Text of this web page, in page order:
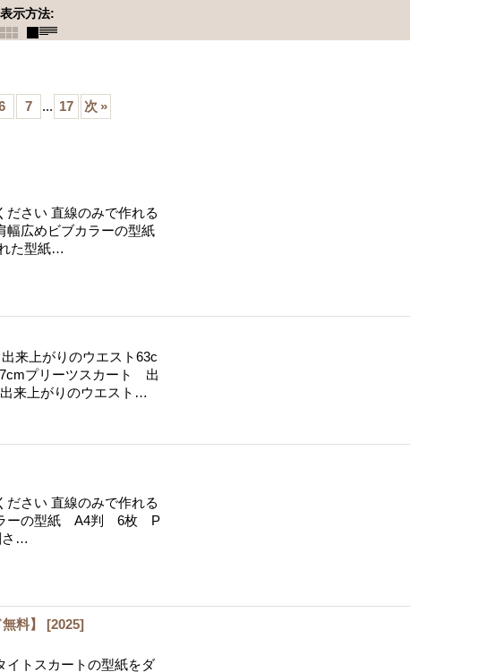
表示方法:
7 ... 17 次 »
ださい 直線のみで作れる
幅広めビブカラーの型紙
た型紙…
来上がりのウエスト63c
プリーツスカート 出
来上がりのウエスト…
ださい 直線のみで作れる
ラーの型紙 A4判 6枚 P
さ…
料】 [2025]
トスカートの型紙をダ